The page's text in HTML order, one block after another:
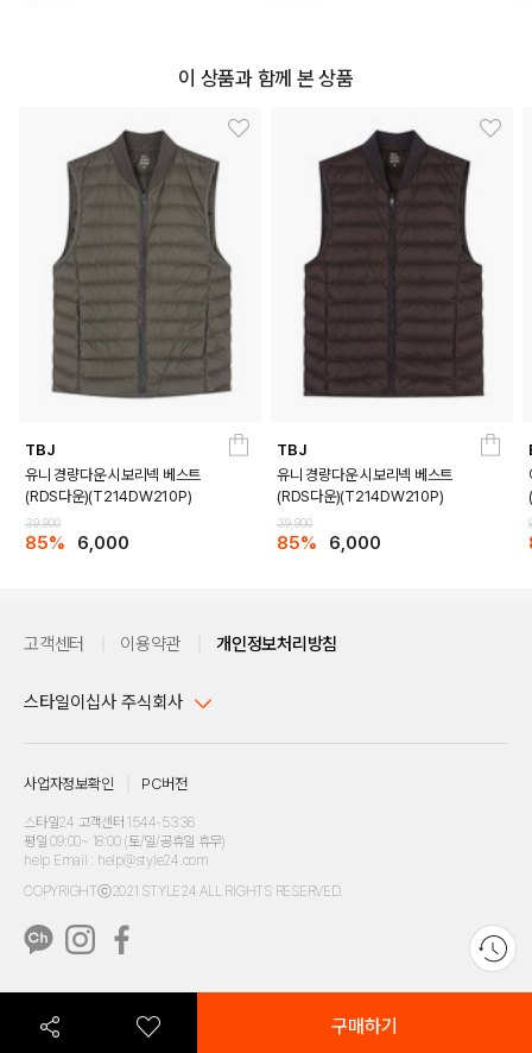
데님 조거 팬츠(B245DP247P)
2024 SPRING NEW STYLE
데님 조거 팬츠(B245DP247P)
* 활동성이 뛰어난 소재를 사용한 밴딩 스타일의 절개 디테일을 넣은 슬림 조거팬츠
팬츠
-고급스러운 캔톤, 리벳, YKK 등 부자재 사용
이 상품과 함께 본 상품
TBJ
유니 경량다운 시보리넥 베스트
(RDS다운)(T214DW210P)
39,900
85% 6,000
TBJ
유니 경량다운 시보리넥 베스트
(RDS다운)(T214DW210P)
39,900
85% 6,000
구매하기
고객센터 이용약관 개인정보처리방침
스타일이십사 주식회사
주소 : 서울시 강남구 논현로 633, 6층 (논현동, 한세엠케이빌딩)
사업자등록번호 : 116-81-32499
통신판매업신고번호 : 제 2024-서울강남-04239
개인정보보호책임자 : 배기영
고객센터 1544-5336(평일 09:00~ 18:00 토/일/공휴일 휴무)
사업자정보확인 PC버전
스타일24 고객센터 1544-5336
평일 09:00~ 18:00 (토/일/공휴일 휴무)
help Email : help@style24.com
COPYRIGHTⓒ2021 STYLE24 ALL RIGHTS RESERVED.